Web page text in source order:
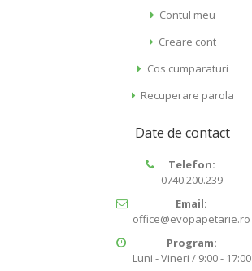
Contul meu
Creare cont
Cos cumparaturi
Recuperare parola
Date de contact
Telefon:
0740.200.239
Email:
office@evopapetarie.ro
Program:
Luni - Vineri / 9:00 - 17:00